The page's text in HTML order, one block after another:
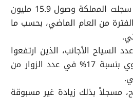
شهد قطاع السياحة في المغرب طفرة كبيرة خلال العام 2024، حيث سجلت المملكة وصول 15.9 مليون
بنسبة 20% مقارنة بنفس الفترة من العام الماضي، بحسب ما
الأجانب، الذين ارتفعوا
بنسبة 23%، بما يعادل 1.5 مليون زائر إضافي، بالإضافة إلى نمو قوي بنسبة 17% في عدد الزوار من
فقد استقبل المغرب نحو 1.3 مليون سائح، مسجلاً بذلك زيادة غير مسبوقة